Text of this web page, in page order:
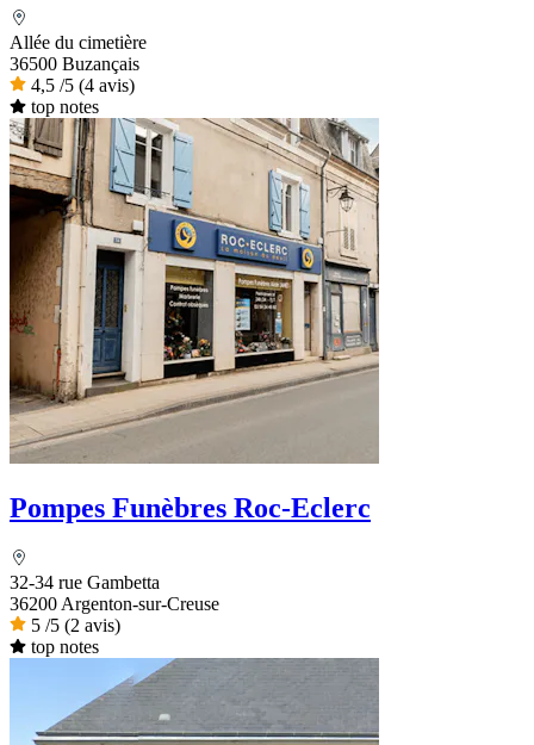
Allée du cimetière
36500 Buzançais
4,5 /5 (4 avis)
top notes
Pompes Funèbres Roc-Eclerc
32-34 rue Gambetta
36200 Argenton-sur-Creuse
5 /5 (2 avis)
top notes